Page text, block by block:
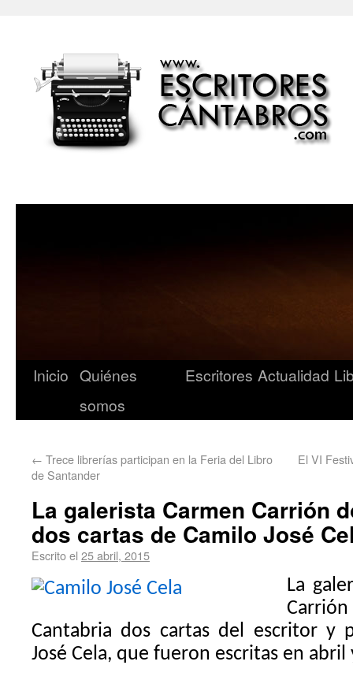
Inicio Quiénes
somos
Escritores Actualidad
← Trece librerías participan en la Feria del Libro
de Santander
El VI
La galerista Carmen Carrión
dos cartas de Camilo José
Escrito el 25 abril, 2015
La
Cantabria dos cartas del escritor y
José Cela, que fueron escritas en